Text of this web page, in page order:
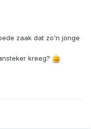
zaak dat zo'n jonge
kreeg?